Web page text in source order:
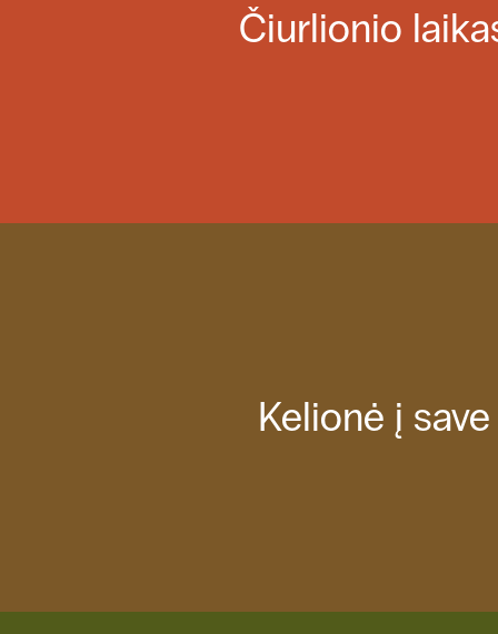
Čiurlionio
Čiurlionio
Kelionė į save
Kelionė į save